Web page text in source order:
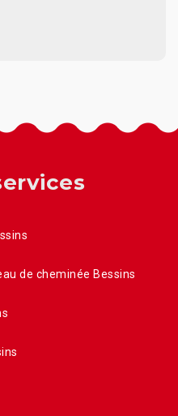
de cheminée Bessins